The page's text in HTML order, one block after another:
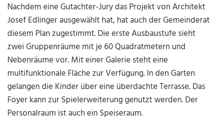
Nachdem eine Gutachter-Jury das Projekt von Architekt
Josef Edlinger ausgewählt hat, hat auch der Gemeinderat
diesem Plan zugestimmt. Die erste Ausbaustufe sieht
zwei Gruppenräume mit je 60 Quadratmetern und
Nebenräume vor. Mit einer Galerie steht eine
multifunktionale Fläche zur Verfügung. In den Garten
gelangen die Kinder über eine überdachte Terrasse. Das
Foyer kann zur Spielerweiterung genutzt werden. Der
Personalraum ist auch ein Speiseraum.